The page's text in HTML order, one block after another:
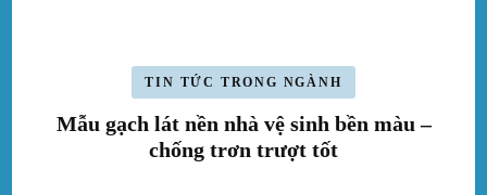
TIN TỨC TRONG NGÀNH
Mẫu gạch lát nền nhà vệ sinh bền màu –
chống trơn trượt tốt